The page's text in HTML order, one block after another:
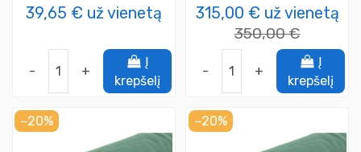
39,65 € už vienetą
- +
Į
krepšelį
315,00 € už vienetą
350,00 €
- +
Į
krepšelį
−20% −20%